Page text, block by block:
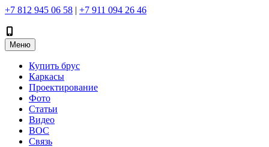
+7 812 945 06 58 | +7 911 094 26 46
Меню
Купить брус
Каркасы
Проектирование
Фото
Статьи
Видео
ВОС
Связь